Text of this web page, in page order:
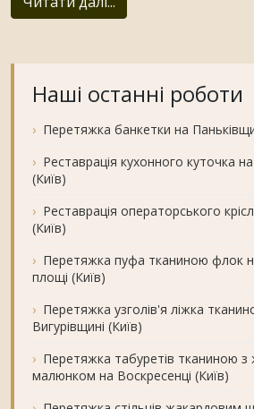
Наші останні роботи
Перетяжка банкетки на
Реставрація кухонного куточка
(Київ)
Реставрація операторського
(Київ)
Перетяжка пуфа тканиною флок
площі (Київ)
Перетяжка узголів'я ліжка
Вигурівщині (Київ)
Перетяжка табуретів тканиною
малюнком на Воскресенці (Київ)